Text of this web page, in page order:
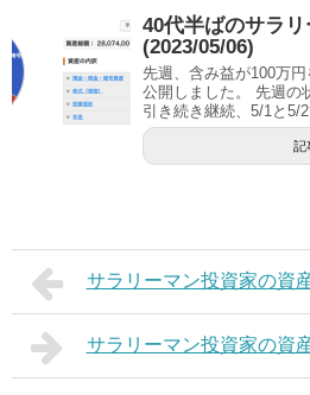
40代半ばのサラ
(2023/05/06)
先週、含み益が100万
公開しました。 先週の
引き続き継続、5/1と5/
記
サラリーマン投資家の資
サラリーマン投資家の資